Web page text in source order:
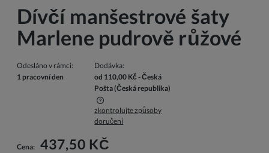
Dívčí manšestrové šaty
Marlene pudrově růžové
Odesláno v rámci:
1 pracovní den
Dodávka:
od 110,00 Kč - Česká
Pošta(Česká republika)
Cena nezahrnuje případné náklady na platbu
zkontrolujte způsoby
doručení
Cena: 437,50 KČ